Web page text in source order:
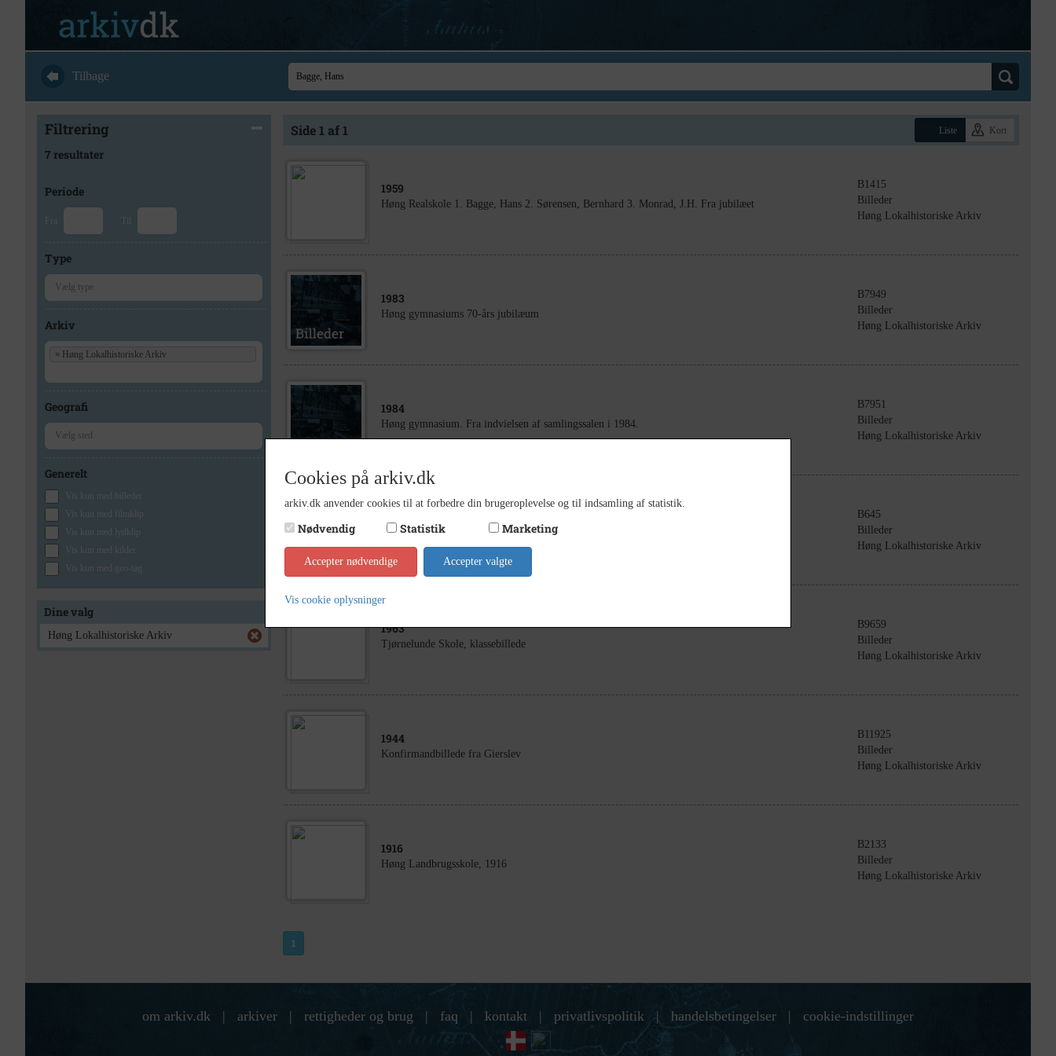
Tilbage
Filtrering
7 resultater
Periode
Fra Til
Type
Arkiv
× Høng Lokalhistoriske Arkiv
Geografi
Generelt
Vis kun med billeder
Vis kun med filmklip
Vis kun med lydklip
Vis kun med kilder
Vis kun med geo-tag
Dine valg
Høng Lokalhistoriske Arkiv
Side 1 af 1 Liste Kort
1959
Høng Realskole 1. Bagge, Hans 2. Sørensen, Bernhard 3. Monrad, J.H. Fra jubilæet
B1415
Billeder
Høng Lokalhistoriske Arkiv
1983
Høng gymnasiums 70-års jubilæum
B7949
Billeder
Høng Lokalhistoriske Arkiv
1984
Høng gymnasium. Fra indvielsen af samlingssalen i 1984.
B7951
Billeder
Høng Lokalhistoriske Arkiv
Gierslev, Løve Tingstedet, Mindelunden.
B645
Billeder
Høng Lokalhistoriske Arkiv
1963
Tjørnelunde Skole, klassebillede
B9659
Billeder
Høng Lokalhistoriske Arkiv
1944
Konfirmandbillede fra Gierslev
B11925
Billeder
Høng Lokalhistoriske Arkiv
1916
Høng Landbrugsskole, 1916
B2133
Billeder
Høng Lokalhistoriske Arkiv
1
om arkiv.dk | arkiver | rettigheder og brug | faq | kontakt | privatlivspolitik | handelsbetingelser | cookie-indstillinger
Cookies på arkiv.dk
arkiv.dk anvender cookies til at forbedre din brugeroplevelse og til indsamling af statistik.
Nødvendig Statistik Marketing
Accepter nødvendige Accepter valgte
Vis cookie oplysninger